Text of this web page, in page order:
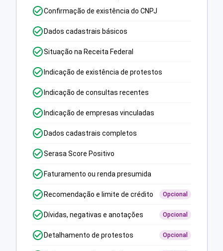
Confirmação de existência do CNPJ
Dados cadastrais básicos
Situação na Receita Federal
Indicação de existência de protestos
Indicação de consultas recentes
Indicação de empresas vinculadas
Dados cadastrais completos
Serasa Score Positivo
Faturamento ou renda presumida
Recomendação e limite de crédito Opcional
Dívidas, negativas e anotações Opcional
Detalhamento de protestos Opcional